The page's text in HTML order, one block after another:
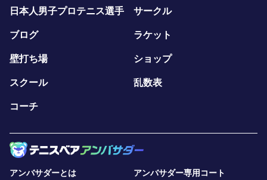
日本人男子プロテニス選手 サークル
ブログ ラケット
壁打ち場 ショップ
スクール 乱数表
コーチ
アンバサダーとは アンバサダー専用コート